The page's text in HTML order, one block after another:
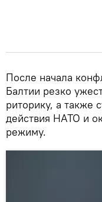
После начала
Балтии резко
риторику, а также
действия НАТО и
режиму.